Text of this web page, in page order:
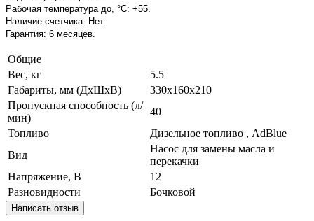
Рабочая температура до, °C: +55.
Наличие счетчика: Нет.
Гарантия: 6 месяцев.
Общие
Вес, кг
5.5
Габариты, мм (ДxШxВ)
330х160х210
Пропускная способность (л/
мин)
40
Топливо
Дизельное топливо , AdBlue
Вид
Насос для замены масла и
перекачки
Напряжение, В
12
Разновидности
Бочковой
Написать отзыв